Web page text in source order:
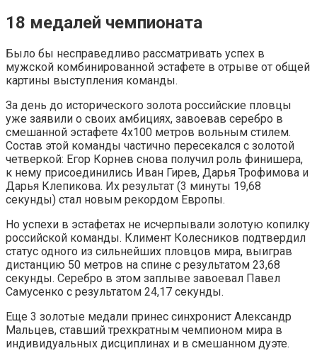
18 медалей чемпионата
Было бы несправедливо рассматривать успех в
мужской комбинированной эстафете в отрыве от общей
картины выступления команды.
За день до исторического золота российские пловцы
уже заявили о своих амбициях, завоевав серебро в
смешанной эстафете 4х100 метров вольным стилем.
Состав этой команды частично пересекался с золотой
четверкой: Егор Корнев снова получил роль финишера,
к нему присоединились Иван Гирев, Дарья Трофимова и
Дарья Клепикова. Их результат (3 минуты 19,68
секунды) стал новым рекордом Европы.
Но успехи в эстафетах не исчерпывали золотую копилку
российской команды. Климент Колесников подтвердил
статус одного из сильнейших пловцов мира, выиграв
дистанцию 50 метров на спине с результатом 23,68
секунды. Серебро в этом заплыве завоевал Павел
Самусенко с результатом 24,17 секунды.
Еще 3 золотые медали принес синхронист Александр
Мальцев, ставший трехкратным чемпионом мира в
индивидуальных дисциплинах и в смешанном дуэте.